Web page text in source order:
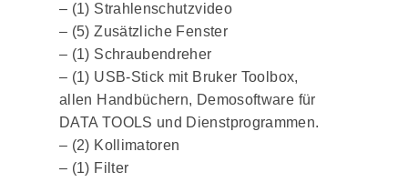
– (1) Strahlenschutzvideo
– (5) Zusätzliche Fenster
– (1) Schraubendreher
– (1) USB-Stick mit Bruker Toolbox,
allen Handbüchern, Demosoftware für
DATA TOOLS und Dienstprogrammen.
– (2) Kollimatoren
– (1) Filter